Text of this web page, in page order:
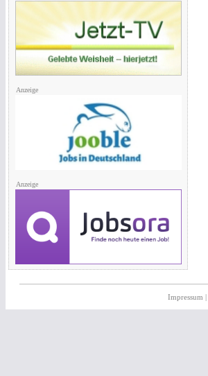
Anzeige
Anzeige
Impressum |